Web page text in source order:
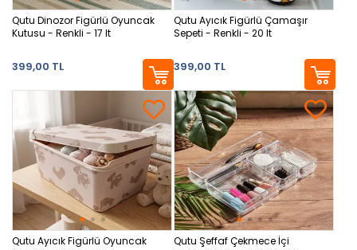
Qutu Dinozor Figürlü Oyuncak
Kutusu - Renkli - 17 lt
399,00 TL
Qutu Ayıcık Figürlü Çamaşır
Sepeti - Renkli - 20 lt
399,00 TL
Qutu Ayıcık Figürlü Oyuncak
Qutu Şeffaf Çekmece İçi